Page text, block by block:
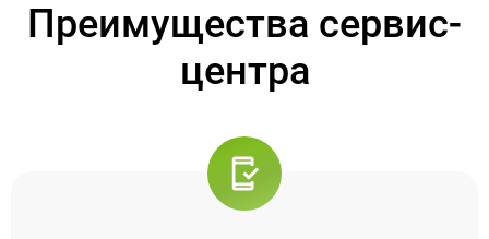
Преимущества сервис-
центра